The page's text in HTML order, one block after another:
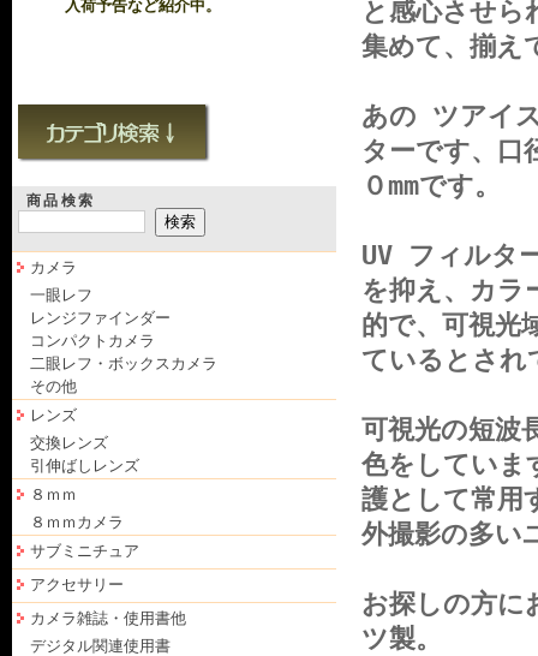
入荷予告など紹介中。
商品検索
カメラ
一眼レフ
レンジファインダー
コンパクトカメラ
二眼レフ・ボックスカメラ
その他
レンズ
交換レンズ
引伸ばしレンズ
８ｍｍ
８ｍｍカメラ
サブミニチュア
アクセサリー
カメラ雑誌・使用書他
デジタル関連使用書
と感心させ
集めて、揃え
あの ツアイ
ターです、口
０mmです。
UV フィルタ
を抑え、カラ
的で、可視光
ているとされ
可視光の短波
色をしてい
護として常用
外撮影の多い
お探しの方に
ツ製。